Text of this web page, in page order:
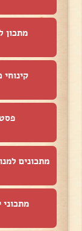
מתכון
קינוחי
מתכונים
מתכוני